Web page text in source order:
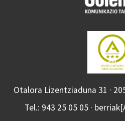
Otalora Lizentziaduna 31 ·
Tel.: 943 25 05 05 ·